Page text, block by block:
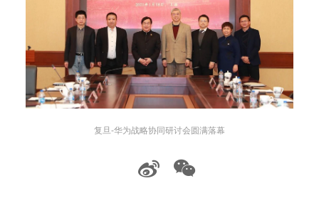
复旦-华为战略协同研讨会圆满落幕